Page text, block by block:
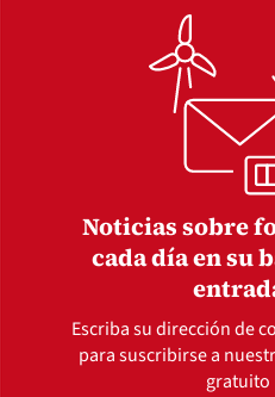
Noticias sobre
cada día en su
Escriba su dirección de
para suscribirse a
gratuito